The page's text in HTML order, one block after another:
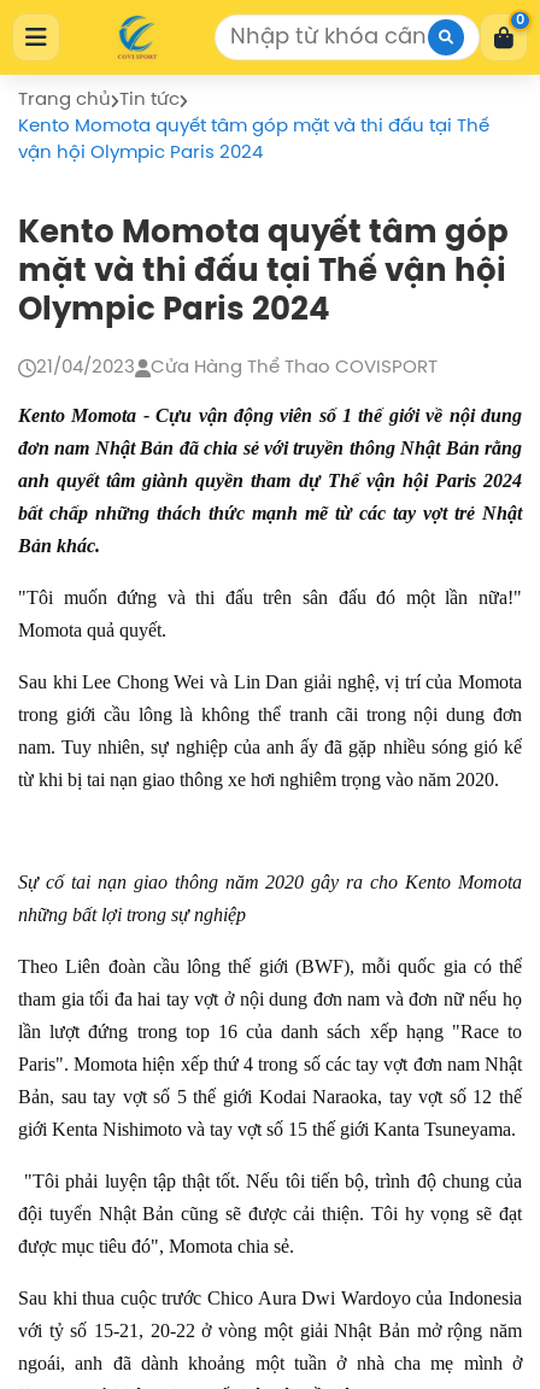
Cửa Hàng Thể Thao COVISPORT
Cửa Hàng Thể Thao COVISPORT
0772155559
https://covisport.com/
0
Trang chủ Tin tức
Kento Momota quyết tâm góp mặt và thi đấu tại Thế
vận hội Olympic Paris 2024
Kento Momota quyết tâm góp
mặt và thi đấu tại Thế vận hội
Olympic Paris 2024
21/04/2023 Cửa Hàng Thể Thao COVISPORT
Kento Momota - Cựu vận động viên số 1 thế giới về nội dung
đơn nam Nhật Bản đã chia sẻ với truyền thông Nhật Bản rằng
anh quyết tâm giành quyền tham dự Thế vận hội Paris 2024
bất chấp những thách thức mạnh mẽ từ các tay vợt trẻ Nhật
Bản khác.
"Tôi muốn đứng và thi đấu trên sân đấu đó một lần nữa!"
Momota quả quyết.
Sau khi Lee Chong Wei và Lin Dan giải nghệ, vị trí của Momota
trong giới cầu lông là không thể tranh cãi trong nội dung đơn
nam. Tuy nhiên, sự nghiệp của anh ấy đã gặp nhiều sóng gió kể
từ khi bị tai nạn giao thông xe hơi nghiêm trọng vào năm 2020.
Sự cố tai nạn giao thông năm 2020 gây ra cho Kento Momota
những bất lợi trong sự nghiệp
Theo Liên đoàn cầu lông thế giới (BWF), mỗi quốc gia có thể
tham gia tối đa hai tay vợt ở nội dung đơn nam và đơn nữ nếu họ
lần lượt đứng trong top 16 của danh sách xếp hạng "Race to
Paris". Momota hiện xếp thứ 4 trong số các tay vợt đơn nam Nhật
Bản, sau tay vợt số 5 thế giới Kodai Naraoka, tay vợt số 12 thế
giới Kenta Nishimoto và tay vợt số 15 thế giới Kanta Tsuneyama.
"Tôi phải luyện tập thật tốt. Nếu tôi tiến bộ, trình độ chung của
đội tuyển Nhật Bản cũng sẽ được cải thiện. Tôi hy vọng sẽ đạt
được mục tiêu đó", Momota chia sẻ.
Sau khi thua cuộc trước Chico Aura Dwi Wardoyo của Indonesia
với tỷ số 15-21, 20-22 ở vòng một giải Nhật Bản mở rộng năm
ngoái, anh đã dành khoảng một tuần ở nhà cha mẹ mình ở